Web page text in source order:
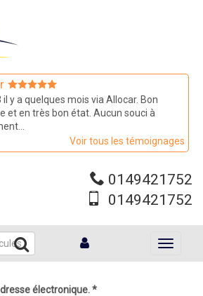
y a quelques mois via Allocar. Bon
et en très bon état. Aucun souci à
Voir tous les témoignages
0149421752
0149421752
Toggle
électronique.*